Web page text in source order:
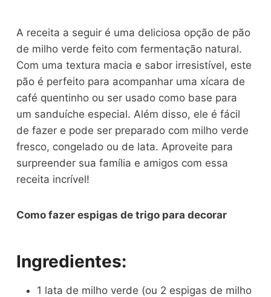
A receita a seguir é uma deliciosa opção de pão
de milho verde feito com fermentação natural.
Com uma textura macia e sabor irresistível, este
pão é perfeito para acompanhar uma xícara de
café quentinho ou ser usado como base para
um sanduíche especial. Além disso, ele é fácil
de fazer e pode ser preparado com milho verde
fresco, congelado ou de lata. Aproveite para
surpreender sua família e amigos com essa
receita incrível!
Como fazerespigas de trigo para decorar
Ingredientes:
1 lata de milho verde (ou 2 espigas de milho